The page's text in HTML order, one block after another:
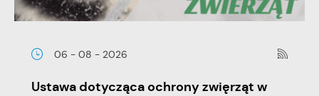
06 - 08 - 2026
Ustawa dotycząca ochrony zwięrząt w